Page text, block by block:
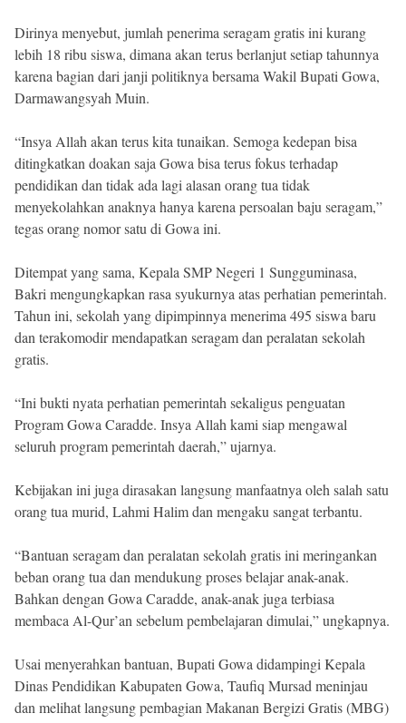
Dirinya menyebut, jumlah penerima seragam gratis ini kurang
lebih 18 ribu siswa, dimana akan terus berlanjut setiap tahunnya
karena bagian dari janji politiknya bersama Wakil Bupati Gowa,
Darmawangsyah Muin.
“Insya Allah akan terus kita tunaikan. Semoga kedepan bisa
ditingkatkan doakan saja Gowa bisa terus fokus terhadap
pendidikan dan tidak ada lagi alasan orang tua tidak
menyekolahkan anaknya hanya karena persoalan baju seragam,”
tegas orang nomor satu di Gowa ini.
Ditempat yang sama, Kepala SMP Negeri 1 Sungguminasa,
Bakri mengungkapkan rasa syukurnya atas perhatian pemerintah.
Tahun ini, sekolah yang dipimpinnya menerima 495 siswa baru
dan terakomodir mendapatkan seragam dan peralatan sekolah
gratis.
“Ini bukti nyata perhatian pemerintah sekaligus penguatan
Program Gowa Caradde. Insya Allah kami siap mengawal
seluruh program pemerintah daerah,” ujarnya.
Kebijakan ini juga dirasakan langsung manfaatnya oleh salah satu
orang tua murid, Lahmi Halim dan mengaku sangat terbantu.
“Bantuan seragam dan peralatan sekolah gratis ini meringankan
beban orang tua dan mendukung proses belajar anak-anak.
Bahkan dengan Gowa Caradde, anak-anak juga terbiasa
membaca Al-Qur’an sebelum pembelajaran dimulai,” ungkapnya.
Usai menyerahkan bantuan, Bupati Gowa didampingi Kepala
Dinas Pendidikan Kabupaten Gowa, Taufiq Mursad meninjau
dan melihat langsung pembagian Makanan Bergizi Gratis (MBG)